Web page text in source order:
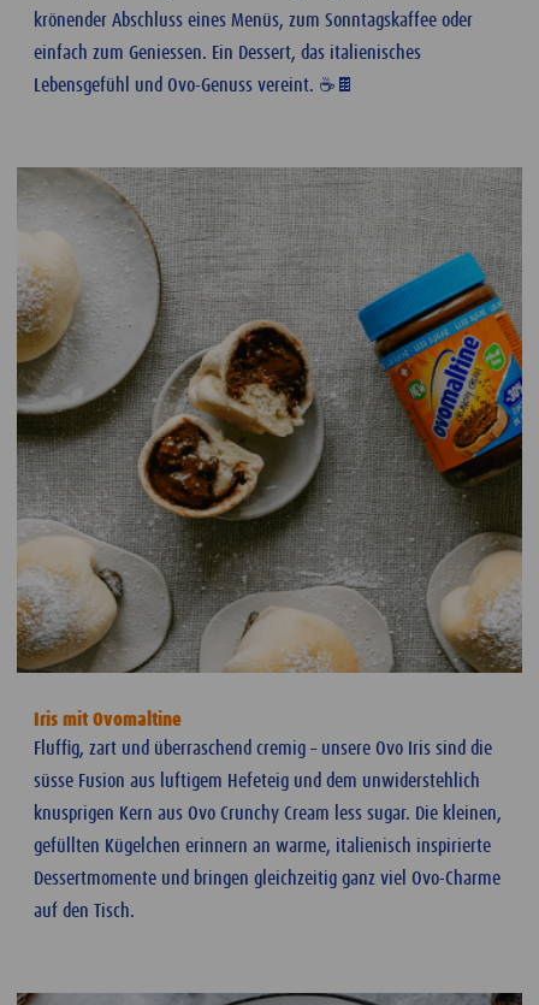
krönender Abschluss eines Menüs, zum Sonntagskaffee oder
einfach zum Geniessen. Ein Dessert, das italienisches
Lebensgefühl und Ovo-Genuss vereint. ☕🍫
Iris mit Ovomaltine
Fluffig, zart und überraschend cremig – unsere Ovo Iris sind die
süsse Fusion aus luftigem Hefeteig und dem unwiderstehlich
knusprigen Kern aus Ovo Crunchy Cream less sugar. Die kleinen,
gefüllten Kügelchen erinnern an warme, italienisch inspirierte
Dessertmomente und bringen gleichzeitig ganz viel Ovo-Charme
auf den Tisch.